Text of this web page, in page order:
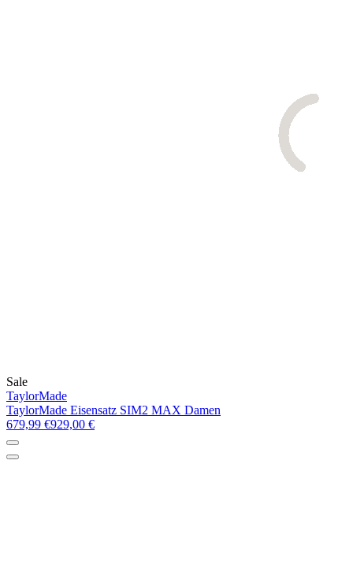
Sale
TaylorMade
TaylorMade Eisensatz SIM2 MAX Damen
679,99 €929,00 €